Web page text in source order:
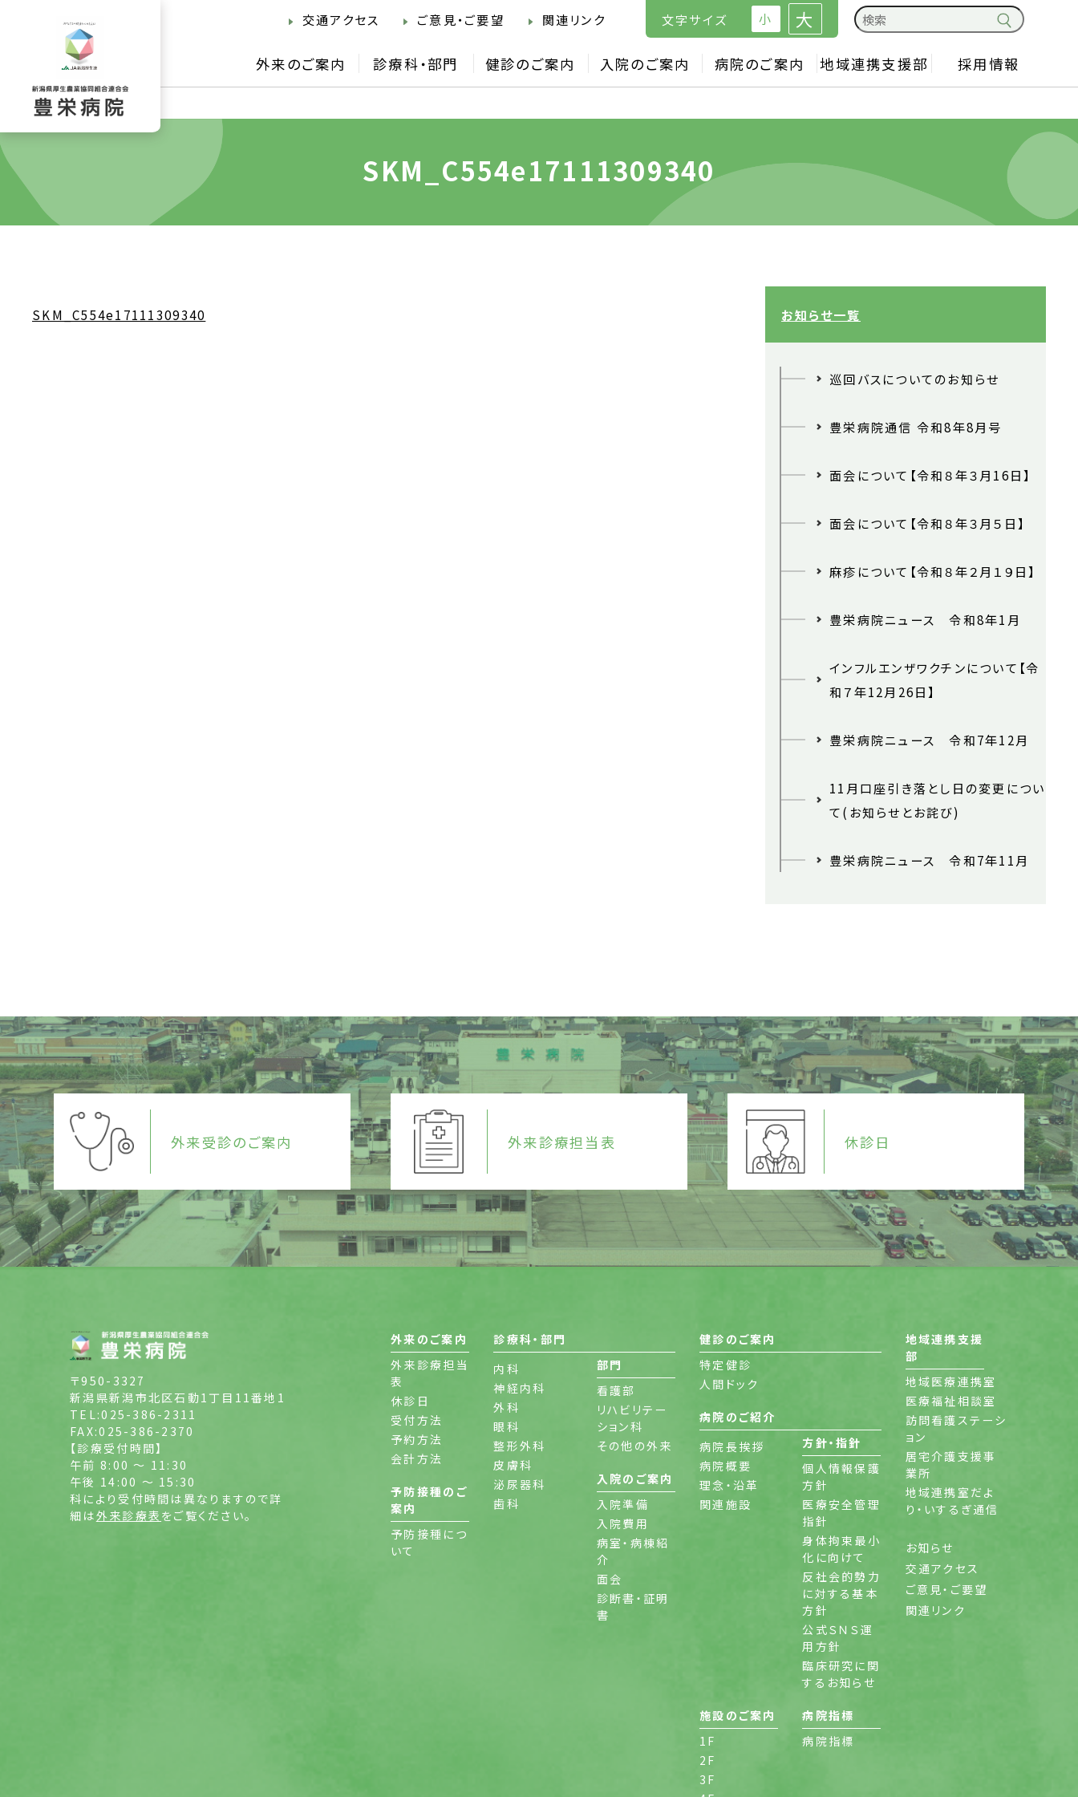
交通アクセス ご意見・ご要望 関連リンク 文字サイズ 小 大
外来のご案内 診療科・部門 健診のご案内 入院のご案内 病院のご案内 地域連携支援部 採用情報
SKM_C554e17111309340
SKM_C554e17111309340 お知らせ一覧
巡回バスについてのお知らせ
豊栄病院通信 令和8年8月号
面会について【令和８年３月16日】
面会について【令和８年３月５日】
麻疹について【令和８年２月１９日】
豊栄病院ニュース 令和8年1月
インフルエンザワクチンについて【令
和７年12月26日】
豊栄病院ニュース 令和7年12月
11月口座引き落とし日の変更につい
て(お知らせとお詫び)
豊栄病院ニュース 令和7年11月
外来受診のご案内 外来診療担当表 休診日
〒950-3327
新潟県新潟市北区石動1丁目11番地1
TEL:025-386-2311
FAX:025-386-2370
【診療受付時間】
午前 8:00 ～ 11:30
午後 14:00 ～ 15:30
科により受付時間は異なりますので詳
細は外来診療表 をご覧ください。
外来のご案内
外来診療担当
表
休診日
受付方法
予約方法
会計方法
予防接種のご
案内
予防接種につ
いて
診療科・部門
内科
神経内科
外科
眼科
整形外科
皮膚科
泌尿器科
歯科
部門
看護部
リハビリテー
ション科
その他の外来
入院のご案内
入院準備
入院費用
病室・病棟紹
介
面会
診断書・証明
書
健診のご案内
特定健診
人間ドック
病院のご紹介
病院長挨拶
病院概要
理念・沿革
関連施設
方針・指針
個人情報保護
方針
医療安全管理
指針
身体拘束最小
化に向けて
反社会的勢力
に対する基本
方針
公式ＳＮＳ運
用方針
臨床研究に関
するお知らせ
施設のご案内
1F
2F
3F
病院指標
病院指標
地域連携支援
部
地域医療連携室
医療福祉相談室
訪問看護ステーシ
ョン
居宅介護支援事
業所
地域連携室だよ
り・いするぎ通信
お知らせ
交通アクセス
ご意見・ご要望
関連リンク